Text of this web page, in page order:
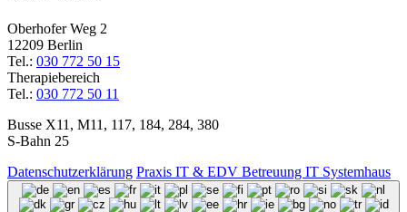
Oberhofer Weg 2
12209 Berlin
Tel.: 030 772 50 15
Therapiebereich
Tel.: 030 772 50 11
Busse X11, M11, 117, 184, 284, 380
S-Bahn 25
Datenschutzerklärung Praxis IT & EDV Betreuung IT Systemhaus